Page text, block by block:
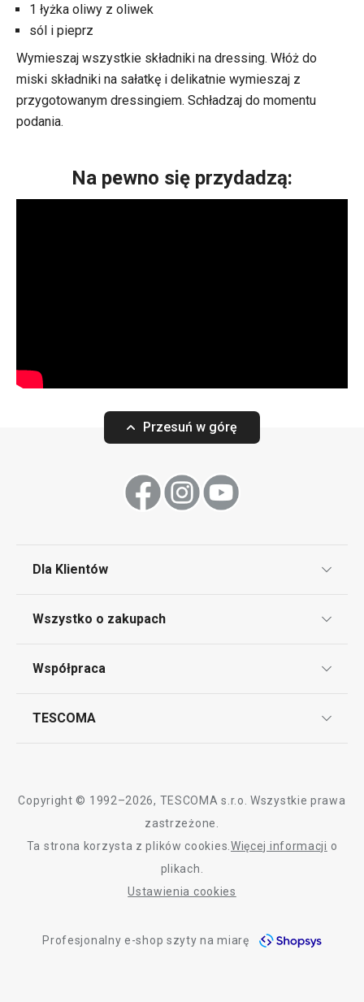
1 łyżka oliwy z oliwek
sól i pieprz
Wymieszaj wszystkie składniki na dressing. Włóż do
miski składniki na sałatkę i delikatnie wymieszaj z
przygotowanym dressingiem. Schładzaj do momentu
podania.
Na pewno się przydadzą:
Przesuń w górę
Dla Klientów
Bony podarunkowe
Wszystko o zakupach
Dostawa i sposoby płatności
Współpraca
TESCOMA
Graficzne oznaczenie produktów
Polityka prywatności
Copyright © 1992–2026, TESCOMA s.r.o. Wszystkie prawa
zastrzeżone.
Ta strona korzysta z plików cookies.Więcej informacji o
plikach.
Ustawienia cookies
Profesjonalny e-shop szyty na miarę